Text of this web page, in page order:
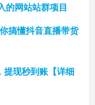
的网站站群项目
搞懂抖音直播带货
提现秒到账【详细